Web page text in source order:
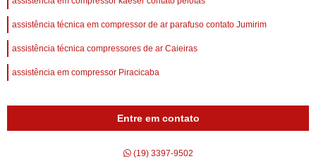
assistência técnica em compressor de ar parafuso contato Jumirim
assistência técnica compressores de ar Caieiras
assistência em compressor Piracicaba
Entre em contato
(19) 3397-9502